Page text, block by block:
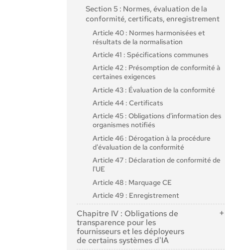
Section 5 : Normes, évaluation de la
conformité, certificats, enregistrement
Article 40 : Normes harmonisées et
résultats de la normalisation
Article 41 : Spécifications communes
Article 42 : Présomption de conformité à
certaines exigences
Article 43 : Évaluation de la conformité
Article 44 : Certificats
Article 45 : Obligations d'information des
organismes notifiés
Article 46 : Dérogation à la procédure
d'évaluation de la conformité
Article 47 : Déclaration de conformité de
l'UE
Article 48 : Marquage CE
Article 49 : Enregistrement
Chapitre IV : Obligations de
transparence pour les
fournisseurs et les déployeurs
de certains systèmes d'IA